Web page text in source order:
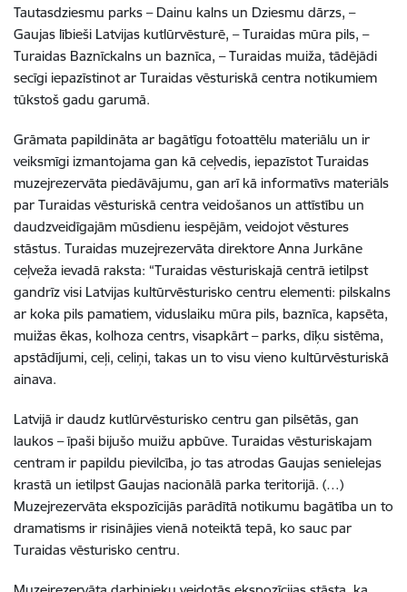
Tautasdziesmu parks – Dainu kalns un Dziesmu dārzs, –
Gaujas lībieši Latvijas kutlūrvēsturē, – Turaidas mūra pils, –
Turaidas Baznīckalns un baznīca, – Turaidas muiža, tādējādi
secīgi iepazīstinot ar Turaidas vēsturiskā centra notikumiem
tūkstoš gadu garumā.
Grāmata papildināta ar bagātīgu fotoattēlu materiālu un ir
veiksmīgi izmantojama gan kā ceļvedis, iepazīstot Turaidas
muzejrezervāta piedāvājumu, gan arī kā informatīvs materiāls
par Turaidas vēsturiskā centra veidošanos un attīstību un
daudzveidīgajām mūsdienu iespējām, veidojot vēstures
stāstus. Turaidas muzejrezervāta direktore Anna Jurkāne
ceļveža ievadā raksta: “Turaidas vēsturiskajā centrā ietilpst
gandrīz visi Latvijas kultūrvēsturisko centru elementi: pilskalns
ar koka pils pamatiem, viduslaiku mūra pils, baznīca, kapsēta,
muižas ēkas, kolhoza centrs, visapkārt – parks, dīķu sistēma,
apstādījumi, ceļi, celiņi, takas un to visu vieno kultūrvēsturiskā
ainava.
Latvijā ir daudz kutlūrvēsturisko centru gan pilsētās, gan
laukos – īpaši bijušo muižu apbūve. Turaidas vēsturiskajam
centram ir papildu pievilcība, jo tas atrodas Gaujas senielejas
krastā un ietilpst Gaujas nacionālā parka teritorijā. (…)
Muzejrezervāta ekspozīcijās parādītā notikumu bagātība un to
dramatisms ir risinājies vienā noteiktā tepā, ko sauc par
Turaidas vēsturisko centru.